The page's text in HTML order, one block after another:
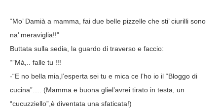
“Mo’ Damià a mamma, fai due belle pizzelle che sti’ ciurilli sono
na’ meraviglia!!”
Buttata sulla sedia, la guardo di traverso e faccio:
“”Mà,.. falle tu !!!
-“E no bella mia,l’esperta sei tu e mica ce l’ho io il “Bloggo di
cucina”…. (Mamma e buona gliel’avrei tirato in testa, un
“cucuzziello”,è diventata una sfaticata!)